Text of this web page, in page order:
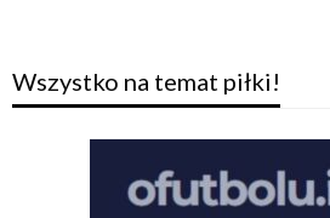
Wszystko na temat piłki!